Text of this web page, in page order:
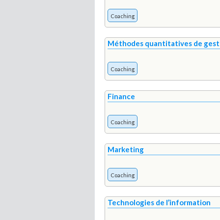
Coaching
Méthodes quantitatives de
Coaching
Finance
Coaching
Marketing
Coaching
Technologies de l’information